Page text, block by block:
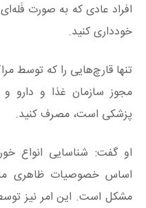
افراد عادی که به صورت
خودداری کنید.
تنها قارچ‌هایی را که توسط
مجوز سازمان غذا و دارو
پزشکی است، مصرف کنید.
او گفت: شناسایی انواع
اساس خصوصیات ظاهری
مشکل است. این امر نیز